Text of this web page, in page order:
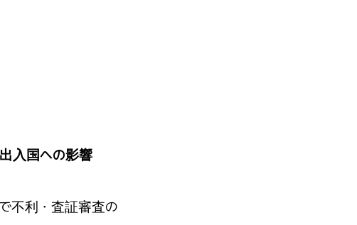
入国への影響
不利・査証審査の